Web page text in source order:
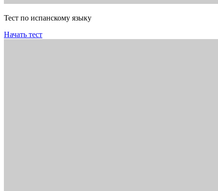
Тест по испанскому языку
Начать тест